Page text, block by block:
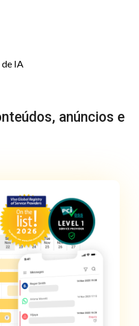
de IA
anúncios e